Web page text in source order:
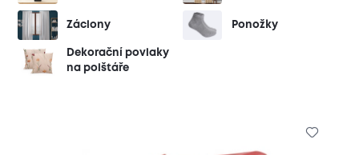
Záclony Ponožky
Dekorační povlaky
na polštáře